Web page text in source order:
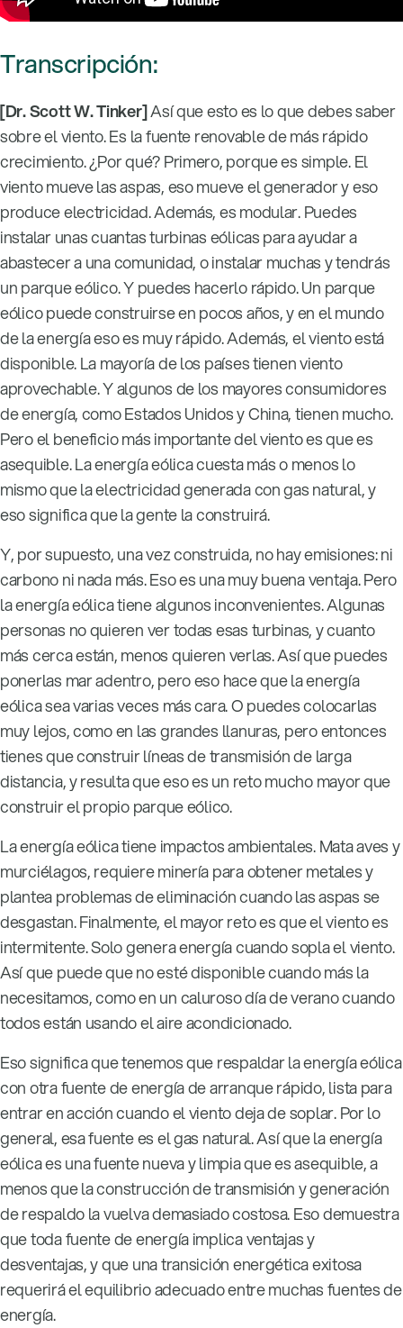
Transcripción:
[Dr. Scott W. Tinker]Así que esto es lo que debes saber
sobre el viento. Es la fuente renovable de más rápido
crecimiento. ¿Por qué? Primero, porque es simple. El
viento mueve las aspas, eso mueve el generador y eso
produce electricidad. Además, es modular. Puedes
instalar unas cuantas turbinas eólicas para ayudar a
abastecer a una comunidad, o instalar muchas y tendrás
un parque eólico. Y puedes hacerlo rápido. Un parque
eólico puede construirse en pocos años, y en el mundo
de la energía eso es muy rápido. Además, el viento está
disponible. La mayoría de los países tienen viento
aprovechable. Y algunos de los mayores consumidores
de energía, como Estados Unidos y China, tienen mucho.
Pero el beneficio más importante del viento es que es
asequible. La energía eólica cuesta más o menos lo
mismo que la electricidad generada con gas natural, y
eso significa que la gente la construirá.
Y, por supuesto, una vez construida, no hay emisiones: ni
carbono ni nada más. Eso es una muy buena ventaja. Pero
la energía eólica tiene algunos inconvenientes. Algunas
personas no quieren ver todas esas turbinas, y cuanto
más cerca están, menos quieren verlas. Así que puedes
ponerlas mar adentro, pero eso hace que la energía
eólica sea varias veces más cara. O puedes colocarlas
muy lejos, como en las grandes llanuras, pero entonces
tienes que construir líneas de transmisión de larga
distancia, y resulta que eso es un reto mucho mayor que
construir el propio parque eólico.
La energía eólica tiene impactos ambientales. Mata aves y
murciélagos, requiere minería para obtener metales y
plantea problemas de eliminación cuando las aspas se
desgastan. Finalmente, el mayor reto es que el viento es
intermitente. Solo genera energía cuando sopla el viento.
Así que puede que no esté disponible cuando más la
necesitamos, como en un caluroso día de verano cuando
todos están usando el aire acondicionado.
Eso significa que tenemos que respaldar la energía eólica
con otra fuente de energía de arranque rápido, lista para
entrar en acción cuando el viento deja de soplar. Por lo
general, esa fuente es el gas natural. Así que la energía
eólica es una fuente nueva y limpia que es asequible, a
menos que la construcción de transmisión y generación
de respaldo la vuelva demasiado costosa. Eso demuestra
que toda fuente de energía implica ventajas y
desventajas, y que una transición energética exitosa
requerirá el equilibrio adecuado entre muchas fuentes de
energía.